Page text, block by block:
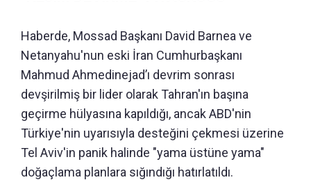
Haberde, Mossad Başkanı David Barnea ve
Netanyahu'nun eski İran Cumhurbaşkanı
Mahmud Ahmedinejad’ı devrim sonrası
devşirilmiş bir lider olarak Tahran'ın başına
geçirme hülyasına kapıldığı, ancak ABD'nin
Türkiye'nin uyarısıyla desteğini çekmesi üzerine
Tel Aviv'in panik halinde "yama üstüne yama"
doğaçlama planlara sığındığı hatırlatıldı.